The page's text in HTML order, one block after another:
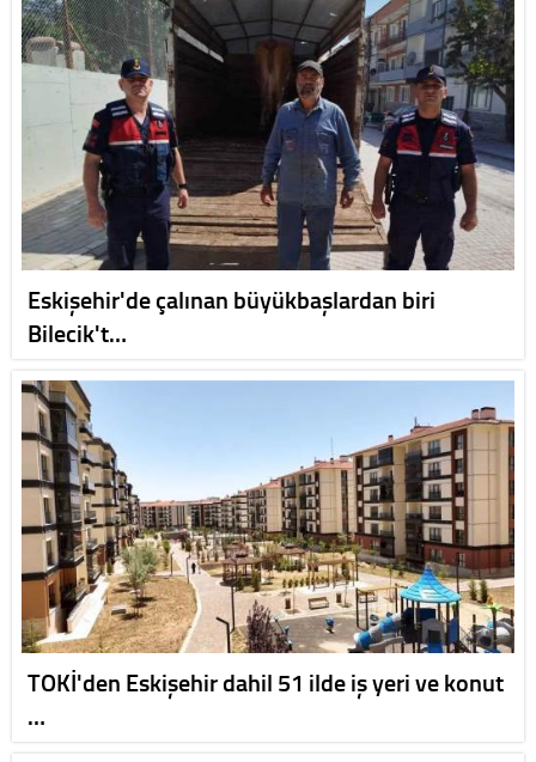
Eskişehir'de çalınan büyükbaşlardan biri
Bilecik't…
TOKİ'den Eskişehir dahil 51 ilde iş yeri ve konut
…